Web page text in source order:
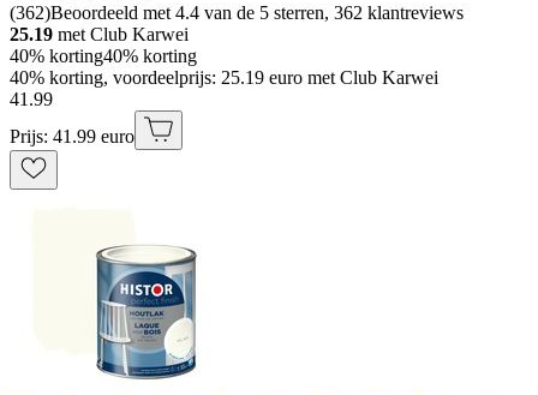
(362)Beoordeeld met 4.4 van de 5 sterren, 362 klantreviews
25.19 met Club Karwei
40% korting40% korting
40% korting, voordeelprijs: 25.19 euro met Club Karwei
41 .99
Prijs: 41.99 euro